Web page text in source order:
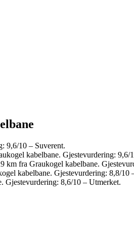
9,6/10 – Suverent.
kabelbane. Gjestevurdering: 9,6/
km fra Graukogel kabelbane.
kabelbane. Gjestevurdering: 8,8/10
8,6/10 – Utmerket.